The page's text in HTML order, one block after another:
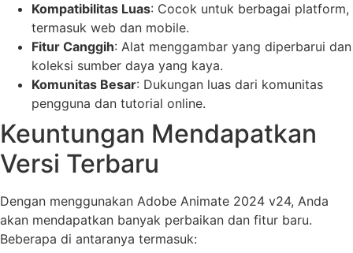
Kompatibilitas Luas: Cocok untuk berbagai platform,
termasuk web dan mobile.
Fitur Canggih: Alat menggambar yang diperbarui dan
koleksi sumber daya yang kaya.
Komunitas Besar: Dukungan luas dari komunitas
pengguna dan tutorial online.
Keuntungan Mendapatkan
Versi Terbaru
Dengan menggunakan Adobe Animate 2024 v24, Anda
akan mendapatkan banyak perbaikan dan fitur baru.
Beberapa di antaranya termasuk: